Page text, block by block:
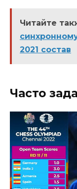
Читайте
2021 состав
Часто